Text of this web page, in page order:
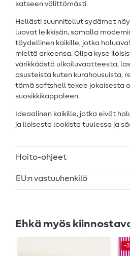
katseen välittömästi.
Hellästi suunnitellut sydämet
luovat leikkisän, samalla
täydellinen kaikille, jotka
mieltä arkeensa. Olipa kyse
värikkäästä ulkoiluvaatteesta,
asusteista kuten kurahousuista,
tämä softshell tekee jokaisesta
suosikkikappaleen.
Ideaalinen kaikille, jotka eivät
ja iloisesta lookista tuulessa ja
Hoito-ohjeet
EU:n vastuuhenkilö
Ehkä myös
-